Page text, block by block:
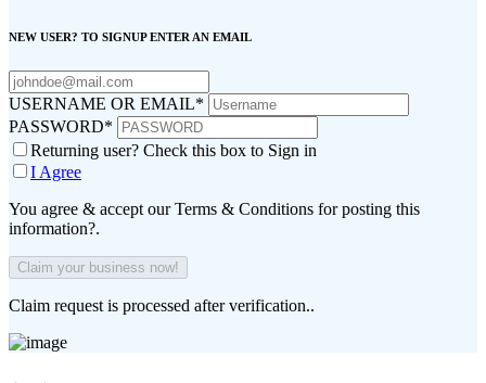
NEW USER? TO SIGNUP ENTER AN EMAIL
USERNAME OR EMAIL*
PASSWORD*
Returning user? Check this box to Sign in
I Agree
You agree & accept our Terms & Conditions for posting this
information?.
Claim request is processed after verification..